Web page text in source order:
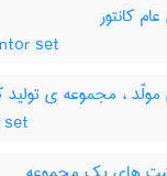
کانتور
set
، مجموعه ی تولید